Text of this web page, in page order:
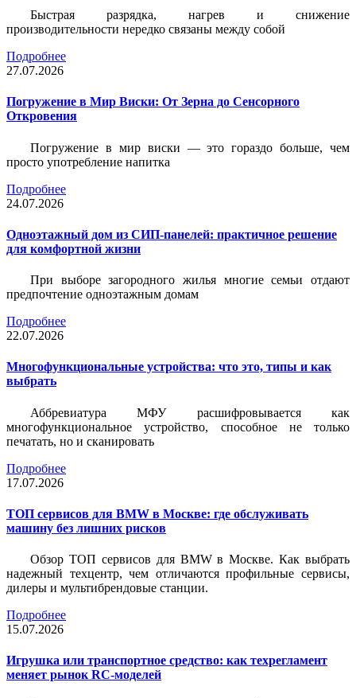
Быстрая разрядка, нагрев и снижение
производительности нередко связаны между собой
Подробнее
27.07.2026
Погружение в Мир Виски: От Зерна до Сенсорного
Откровения
Погружение в мир виски — это гораздо больше, чем
просто употребление напитка
Подробнее
24.07.2026
Одноэтажный дом из СИП-панелей: практичное решение
для комфортной жизни
При выборе загородного жилья многие семьи отдают
предпочтение одноэтажным домам
Подробнее
22.07.2026
Многофункциональные устройства: что это, типы и как
выбрать
Аббревиатура МФУ расшифровывается как
многофункциональное устройство, способное не только
печатать, но и сканировать
Подробнее
17.07.2026
ТОП сервисов для BMW в Москве: где обслуживать
машину без лишних рисков
Обзор ТОП сервисов для BMW в Москве. Как выбрать
надежный техцентр, чем отличаются профильные сервисы,
дилеры и мультибрендовые станции.
Подробнее
15.07.2026
Игрушка или транспортное средство: как техрегламент
меняет рынок RC-моделей